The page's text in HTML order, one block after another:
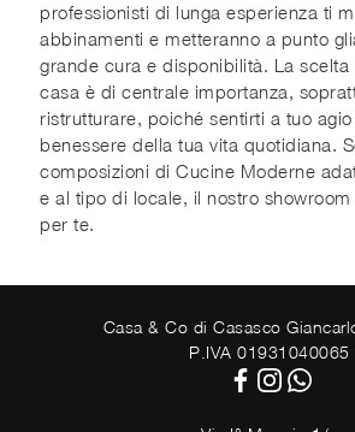
professionisti di lunga esperienza ti
abbinamenti e metteranno a punto
grande cura e disponibilità. La
casa è di centrale importanza,
ristrutturare, poiché sentirti a tuo
benessere della tua vita quotidiana.
composizioni di Cucine Moderne
e al tipo di locale, il nostro
per te.
Casa & Co di Casasco
P.IVA 01931040065